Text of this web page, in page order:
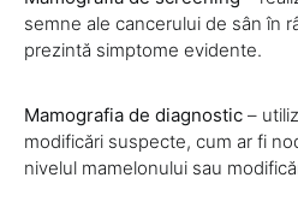
semne ale cancerului de sân în
prezintă simptome evidente.
Mamografia de diagnostic –
modificări suspecte, cum ar fi
nivelul mamelonului sau